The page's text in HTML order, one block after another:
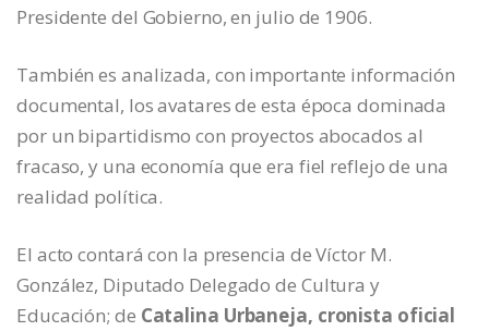
Presidente del Gobierno, en julio de 1906.
También es analizada, con importante información
documental, los avatares de esta época dominada
por un bipartidismo con proyectos abocados al
fracaso, y una economía que era fiel reflejo de una
realidad política.
El acto contará con la presencia de Víctor M.
González, Diputado Delegado de Cultura y
Educación; de Catalina Urbaneja, cronista oficial